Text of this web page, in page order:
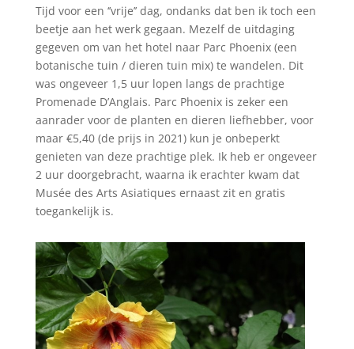
Tijd voor een ‘’vrije’’ dag, ondanks dat ben ik toch een
beetje aan het werk gegaan. Mezelf de uitdaging
gegeven om van het hotel naar Parc Phoenix (een
botanische tuin / dieren tuin mix) te wandelen. Dit
was ongeveer 1,5 uur lopen langs de prachtige
Promenade D’Anglais. Parc Phoenix is zeker een
aanrader voor de planten en dieren liefhebber, voor
maar €5,40 (de prijs in 2021) kun je onbeperkt
genieten van deze prachtige plek. Ik heb er ongeveer
2 uur doorgebracht, waarna ik erachter kwam dat
Musée des Arts Asiatiques ernaast zit en gratis
toegankelijk is.